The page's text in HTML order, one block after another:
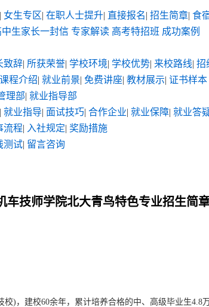
| 女生专区| 在职人士提升| 直接报名| 招生简章| 食
中生家长一封信 专家解读 高考特招班 成功案例
致辞| 所获荣誉| 学校环境| 学校优势| 来校路线| 招
程介绍| 就业前景| 免费讲座| 教材展示| 证书样本
理部| 就业指导部
| 就业指导| 面试技巧| 合作企业| 就业保障| 就业答
流程| 入社规定| 奖励措施
测试| 留言咨询
车技师学院北大青鸟特色专业招生简
)，建校60余年，累计培养合格的中、高级毕业生4.8